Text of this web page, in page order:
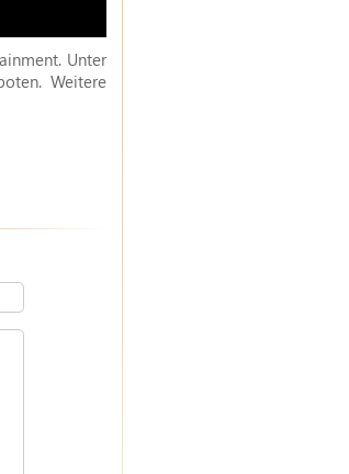
Unter
Weitere